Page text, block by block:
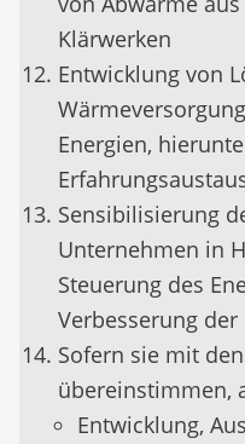
Klärwerken
Entwicklung von
Energien,
Sensibilisierung
Unternehmen in
Steuerung des
Verbesserung
Sofern sie mit
übereinstimmen,
Entwicklung,